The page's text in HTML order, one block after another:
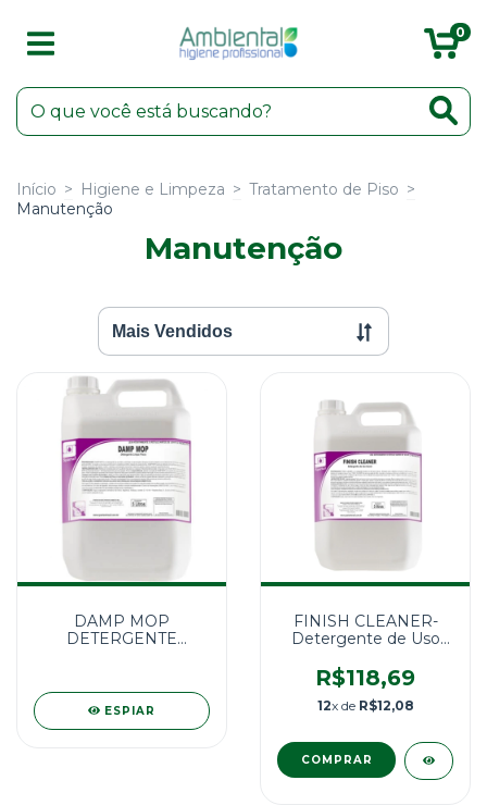
0
Início > Higiene e Limpeza > Tratamento de Piso >
Manutenção
Manutenção
DAMP MOP
DETERGENTE
ESPIAR
FINISH CLEANER-
Detergente de Uso
R$118,69
12x de R$12,08